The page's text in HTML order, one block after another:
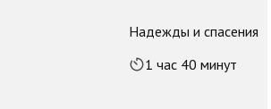
Надежды и спасения
1 час 40 минут